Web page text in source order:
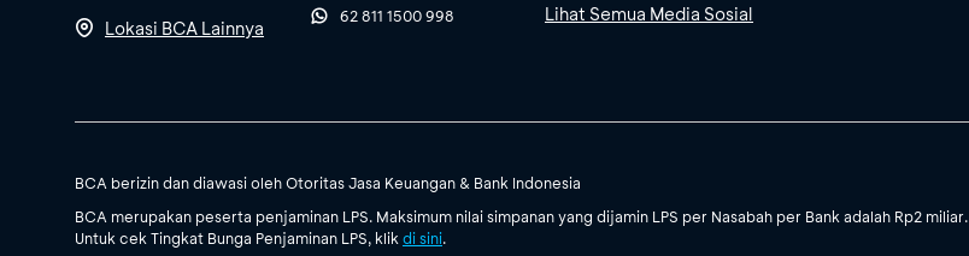
Lokasi BCA Lainnya
62 811 1500 998 Lihat Semua Media Sosial
BCA berizin dan diawasi oleh Otoritas Jasa Keuangan & Bank Indonesia
BCA merupakan peserta penjaminan LPS. Maksimum nilai simpanan yang dijamin LPS per Nasabah per Bank adalah Rp2 miliar.
Untuk cek Tingkat Bunga Penjaminan LPS, klik di sini.